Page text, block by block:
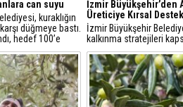
can suyu
kuraklığın
düğmeye bastı.
hedef 100’e
hem yaban
göletler
İzmir Büyükşehir’den
Üreticiye Kırsal
İzmir Büyükşehir
kalkınma stratejileri
Aliağa’daki küçük
işletmelerine yönelik
desteği sağladı.